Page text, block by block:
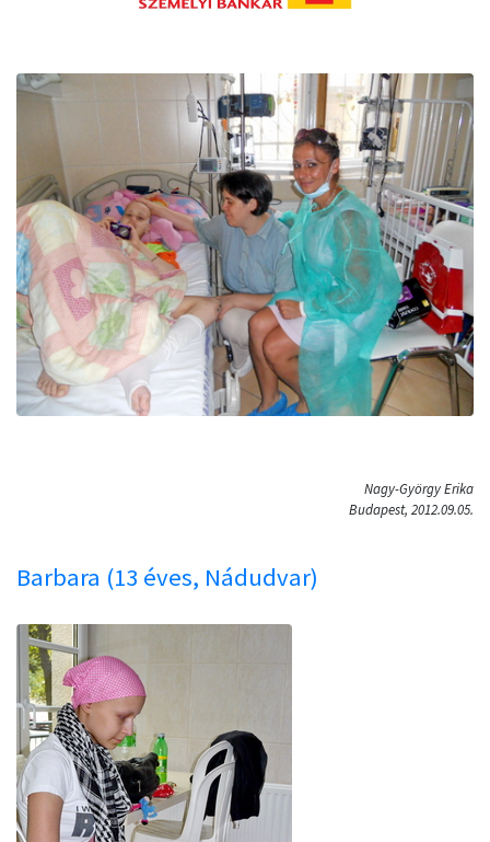
Nagy-György Erika
Budapest, 2012.09.05.
Barbara (13 éves, Nádudvar)